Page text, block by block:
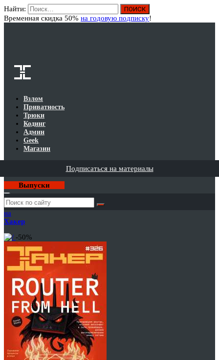
Найти:
Временная скидка 50% на годовую подписку!
Взлом
Приватность
Трюки
Кодинг
Админ
Geek
Магазин
Подписаться на материалы
Выпуски
Годовая
подписка
на
Хакер
-50%